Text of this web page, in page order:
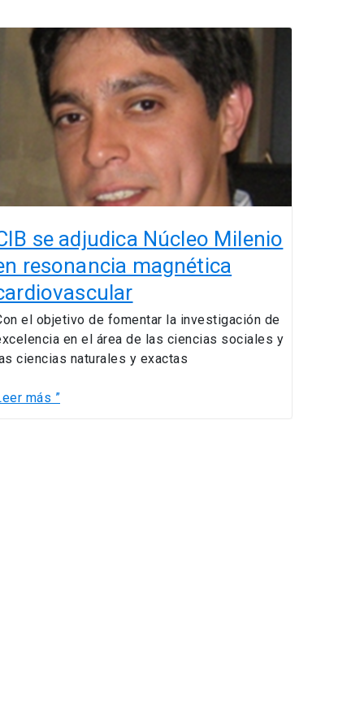
se adjudica Núcleo Milenio
resonancia magnética
el objetivo de fomentar la investigación de
en el área de las ciencias sociales y
ciencias naturales y exactas
adjudica
más ”